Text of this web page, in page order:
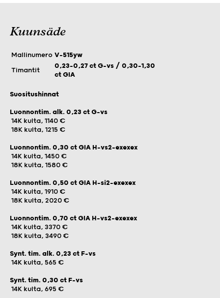
Kuunsäde
Mallinumero V-515yw
Timantit
0,23–0,27 ct G-vs / 0,30–1,30
ct GIA
Suositushinnat
Luonnontim. alk. 0,23 ct G-vs
14K kulta, 1140 €
18K kulta, 1215 €
Luonnontim. 0,30 ct GIA H-vs2-exexex
14K kulta, 1450 €
18K kulta, 1580 €
Luonnontim. 0,50 ct GIA H-si2-exexex
14K kulta, 1910 €
18K kulta, 2020 €
Luonnontim. 0,70 ct GIA H-vs2-exexex
14K kulta, 3370 €
18K kulta, 3490 €
Synt. tim. alk. 0,23 ct F-vs
14K kulta, 565 €
Synt. tim. 0,30 ct F-vs
14K kulta, 695 €